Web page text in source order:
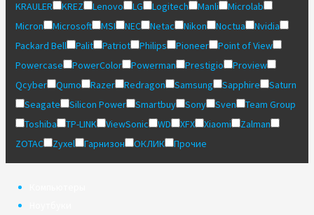
KRAULER
KREZ Lenovo LG Logitech Manli
Microlab
Micron
Microsoft MSI NEC Netac Nikon Noctua
Nvidia
Packard Bell
Palit Patriot Philips Pioneer
Point of View
Powercase
PowerColor Powerman Prestigio
Proview
Qcyber
Qumo Razer Redragon Samsung Sapphire
Saturn
Seagate
Silicon Power Smartbuy Sony Sven
Team Group
Toshiba
TP-LINK ViewSonic WD XFX Xiaomi
Zalman
ZOTAC
Zyxel Гарнизон ОКЛИК Прочие